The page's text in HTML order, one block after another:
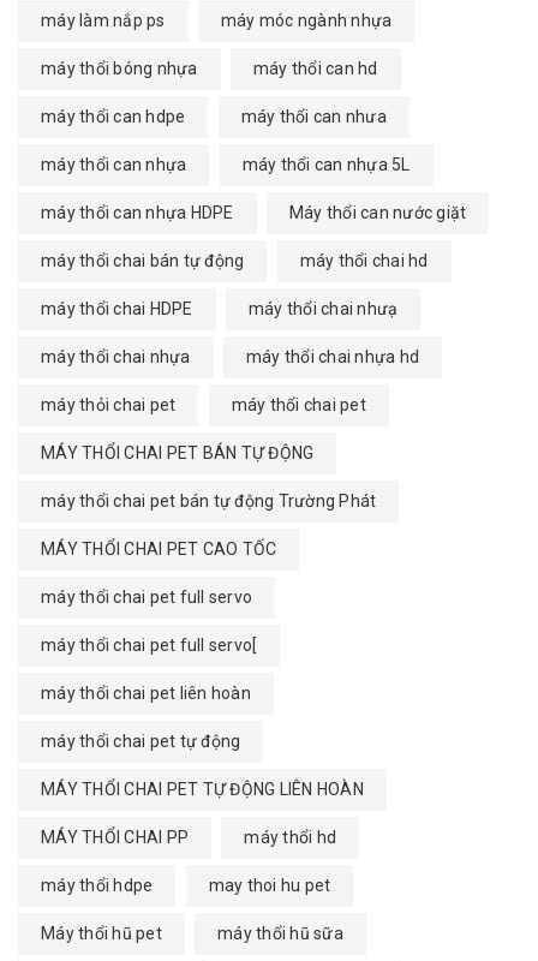
máy làm nắp ps máy móc ngành nhựa
máy thổi bóng nhựa máy thổi can hd
máy thổi can hdpe máy thổi can nhưa
máy thổi can nhựa máy thổi can nhựa 5L
máy thổi can nhựa HDPE Máy thổi can nước giặt
máy thổi chai bán tự động máy thổi chai hd
máy thổi chai HDPE máy thổi chai nhưạ
máy thổi chai nhựa máy thổi chai nhựa hd
máy thỏi chai pet máy thổi chai pet
MÁY THỔI CHAI PET BÁN TỰ ĐỘNG
máy thổi chai pet bán tự động Trường Phát
MÁY THỔI CHAI PET CAO TỐC
máy thổi chai pet full servo
máy thổi chai pet full servo[
máy thổi chai pet liên hoàn
máy thổi chai pet tự động
MÁY THỔI CHAI PET TỰ ĐỘNG LIÊN HOÀN
MÁY THỔI CHAI PP máy thổi hd
máy thổi hdpe may thoi hu pet
Máy thổi hũ pet máy thổi hũ sữa